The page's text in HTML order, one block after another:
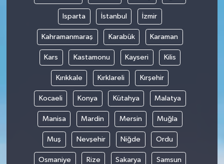
Isparta İstanbul İzmir
Kahramanmaraş Karabük Karaman
Kars Kastamonu Kayseri Kilis
Kırıkkale Kırklareli Kırşehir
Kocaeli Konya Kütahya Malatya
Manisa Mardin Mersin Muğla
Muş Nevşehir Niğde Ordu
Osmaniye Rize Sakarya Samsun